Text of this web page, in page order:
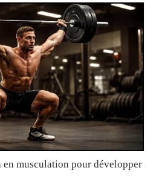
en musculation pour développer